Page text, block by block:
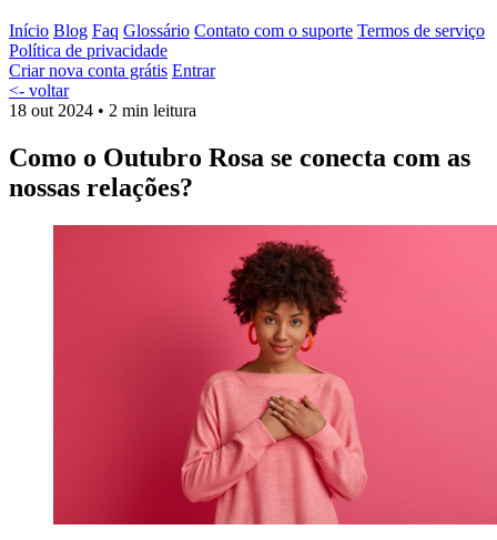
Início Blog Faq Glossário Contato com o suporte Termos de serviço
Política de privacidade
Criar nova conta grátis Entrar
<- voltar
18 out 2024 • 2 min leitura
Como o Outubro Rosa se conecta com as
nossas relações?